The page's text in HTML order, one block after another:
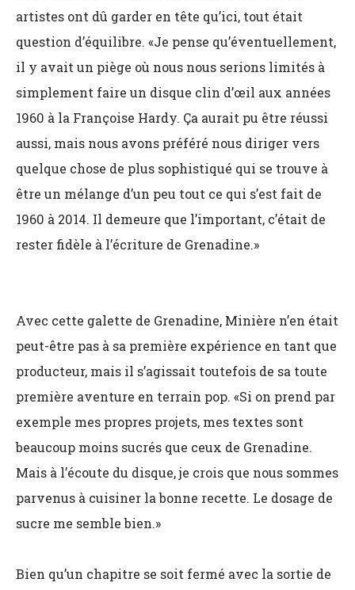
artistes ont dû garder en tête qu’ici, tout était
question d’équilibre. «Je pense qu’éventuellement,
il y avait un piège où nous nous serions limités à
simplement faire un disque clin d’œil aux années
1960 à la Françoise Hardy. Ça aurait pu être réussi
aussi, mais nous avons préféré nous diriger vers
quelque chose de plus sophistiqué qui se trouve à
être un mélange d’un peu tout ce qui s’est fait de
1960 à 2014. Il demeure que l’important, c’était de
rester fidèle à l’écriture de Grenadine.»
Avec cette galette de Grenadine, Minière n’en était
peut-être pas à sa première expérience en tant que
producteur, mais il s’agissait toutefois de sa toute
première aventure en terrain pop. «Si on prend par
exemple mes propres projets, mes textes sont
beaucoup moins sucrés que ceux de Grenadine.
Mais à l’écoute du disque, je crois que nous sommes
parvenus à cuisiner la bonne recette. Le dosage de
sucre me semble bien.»
Bien qu’un chapitre se soit fermé avec la sortie de